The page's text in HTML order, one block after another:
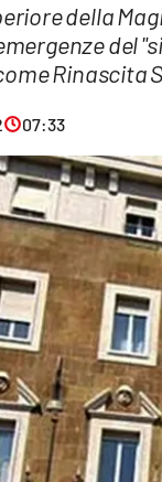
della
del
Rinascita
07:33